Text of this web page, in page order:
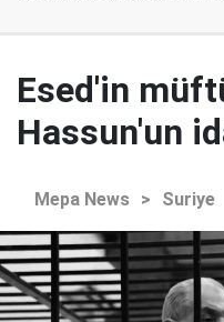
Esed'in
Hassun'un
Mepa News > Suriye